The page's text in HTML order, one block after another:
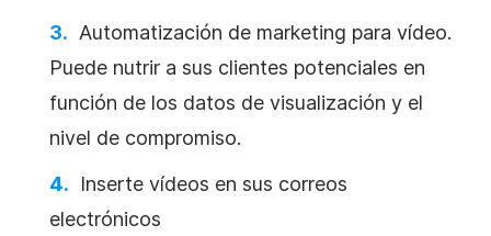
Automatización de marketing para vídeo.
Puede nutrir a sus clientes potenciales en
función de los datos de visualización y el
nivel de compromiso.
Inserte vídeos en sus correos
electrónicos